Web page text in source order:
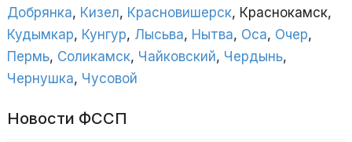
Добрянка, Кизел, Красновишерск, Краснокамск,
Кудымкар, Кунгур, Лысьва, Нытва, Оса, Очер,
Пермь, Соликамск, Чайковский, Чердынь,
Чернушка, Чусовой
Новости ФССП